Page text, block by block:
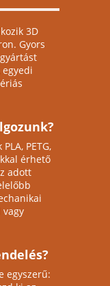
3D
Gyors
PETG,
érhető
adott
egyszerű: